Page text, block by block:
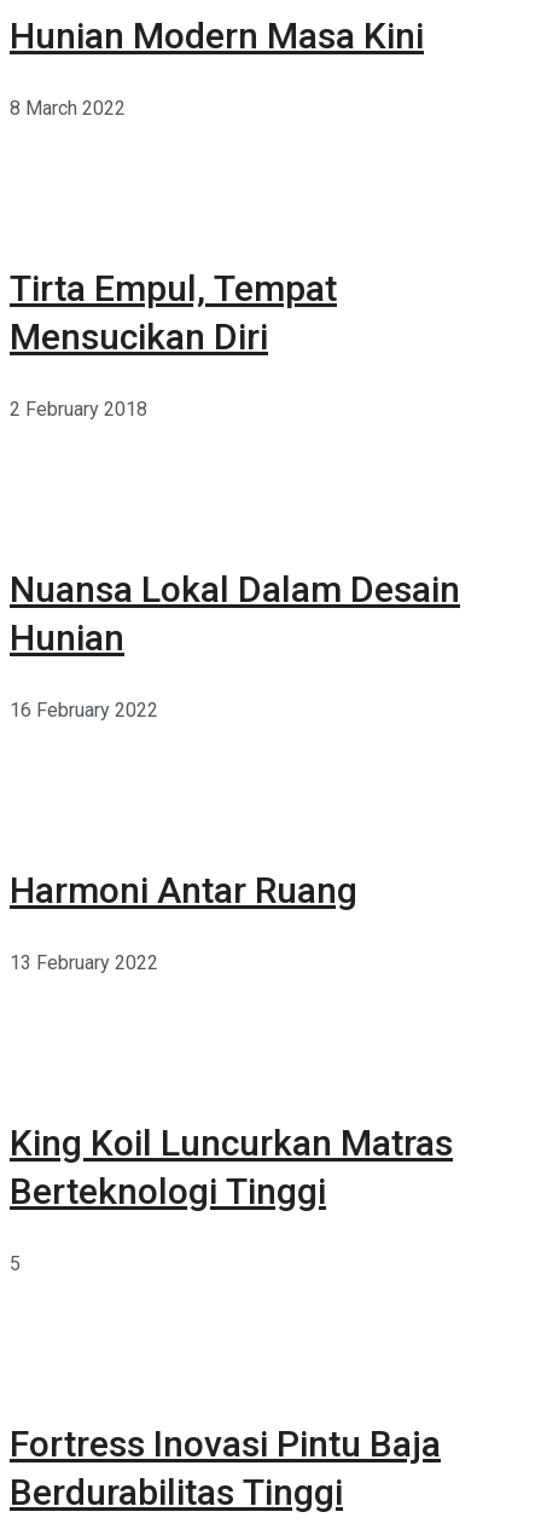
Hunian Modern Masa Kini
8 March 2022
Tirta Empul, Tempat
Mensucikan Diri
2 February 2018
Nuansa Lokal Dalam Desain
Hunian
16 February 2022
Harmoni Antar Ruang
13 February 2022
King Koil Luncurkan Matras
Berteknologi Tinggi
5
Fortress Inovasi Pintu Baja
Berdurabilitas Tinggi